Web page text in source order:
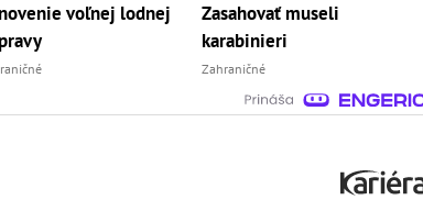
voľnej lodnej
Zasahovať museli
karabinieri
Zahraničné